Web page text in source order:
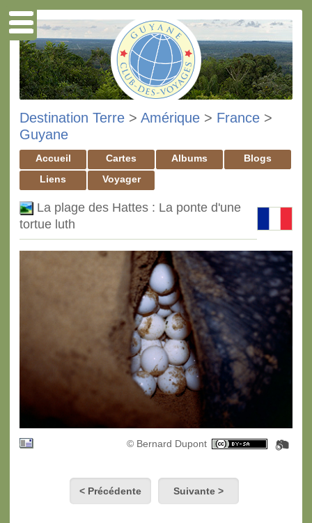
Destination Terre > Amérique > France >
Guyane
Accueil Cartes Albums
Blogs
Liens
Voyager
La plage des Hattes : La ponte d'une
tortue luth
© Bernard Dupont
< Précédente Suivante >